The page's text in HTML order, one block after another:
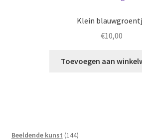
Klein
€10,00
Toevoegen aan
Beeldende kunst 144144